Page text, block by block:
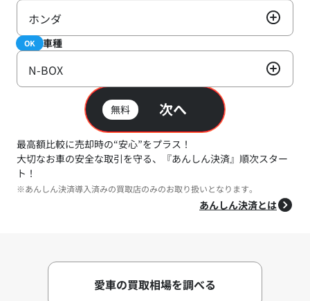
ホンダ
車種
必須
OK
N-BOX
無料 次へ
最高額比較に売却時の“安心”をプラス！
大切なお車の安全な取引を守る、『あんしん決済』順次スター
ト！
※あんしん決済導入済みの買取店のみのお取り扱いとなります。
あんしん決済とは
愛車の買取相場を調べる